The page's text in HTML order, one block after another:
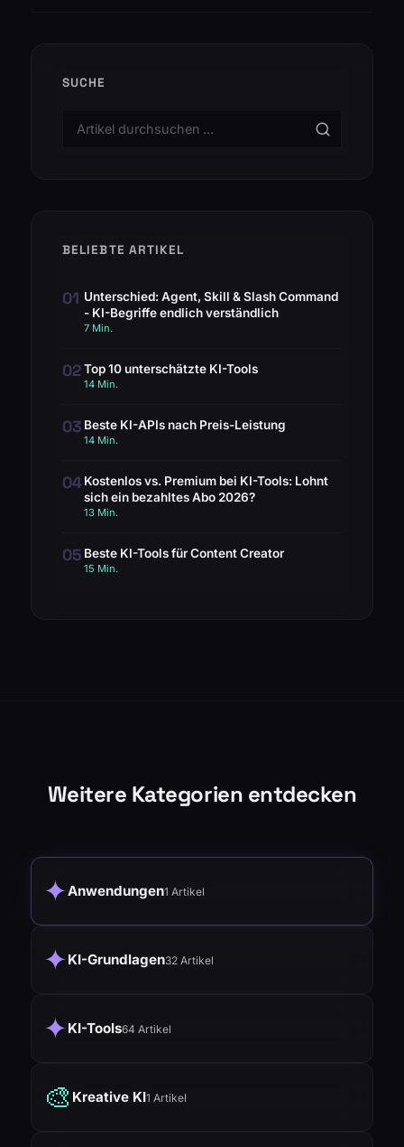
SUCHE
BELIEBTE ARTIKEL
01 Unterschied: Agent, Skill & Slash Command
- KI-Begriffe endlich verständlich
7 Min.
02Top 10 unterschätzte KI-Tools
14 Min.
03 Beste KI-APIs nach Preis-Leistung
14 Min.
04Kostenlos vs. Premium bei KI-Tools: Lohnt
sich ein bezahltes Abo 2026?
13 Min.
05 Beste KI-Tools für Content Creator
15 Min.
Weitere Kategorien entdecken
✦Anwendungen1 Artikel
✦KI-Grundlagen32 Artikel
✦KI-Tools64 Artikel
🎨 Kreative KI1 Artikel